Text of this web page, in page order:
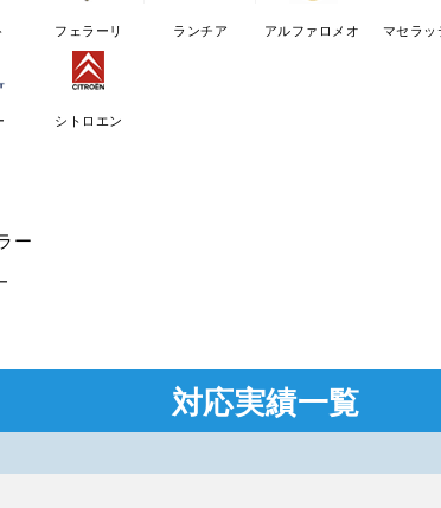
フェラーリ ランチア アルファロメオ マセラッ
シトロエン
対応実績一覧